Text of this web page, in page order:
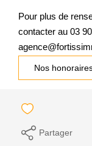
Pour plus de
contacter au 03
Nos
Partager